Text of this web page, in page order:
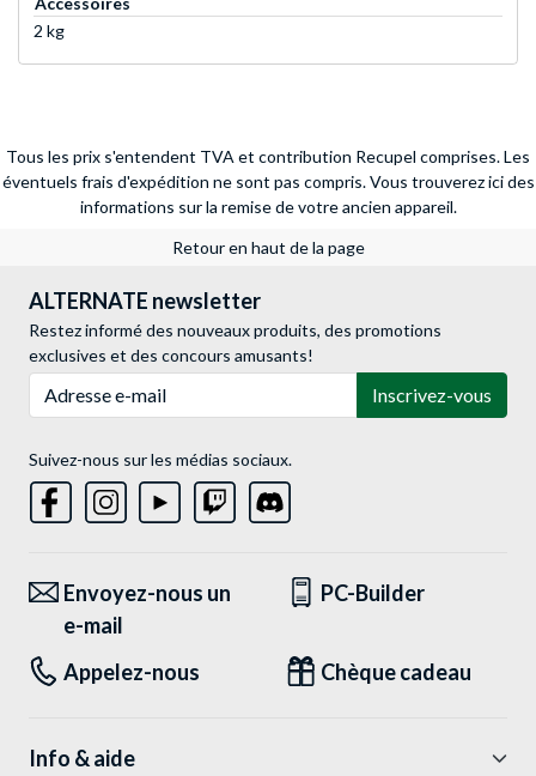
2 kg
Tous les prix s'entendent TVA et contribution Recupel comprises. Les
éventuels frais d'expédition ne sont pas compris. Vous trouverez ici des
informations sur la remise de votre ancien appareil.
Retour en haut de la page
ALTERNATE newsletter
Restez informé des nouveaux produits, des promotions
exclusives et des concours amusants!
Inscrivez-vous
Suivez-nous sur les médias sociaux.
Envoyez-nous un
e-mail
PC-Builder
Appelez-nous Chèque cadeau
Info & aide